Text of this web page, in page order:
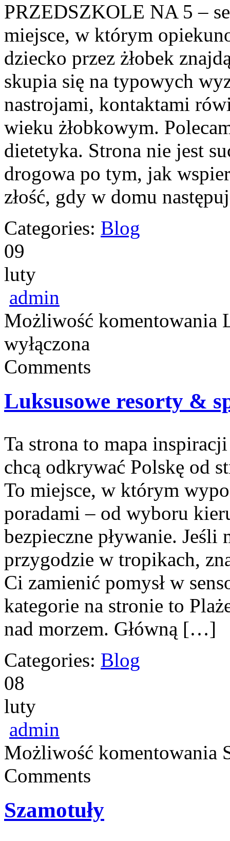
PRZEDSZKOLE NA 5 –
miejsce, w którym
dziecko przez żłobek
skupia się na typowych
nastrojami, kontaktami
wieku żłobkowym.
dietetyka. Strona nie jest
drogowa po tym, jak
złość, gdy w domu
Categories: Blog
09
luty
admin
Możliwość komentowania
wyłączona
Comments
Luksusowe resorty &
Ta strona to mapa
chcą odkrywać Polskę od
To miejsce, w którym
poradami – od wyboru
bezpieczne pływanie. Jeśli
przygodzie w tropikach,
Ci zamienić pomysł w
kategorie na stronie to
nad morzem. Główną […]
Categories: Blog
08
luty
admin
Możliwość komentowania
Comments
Szamotuły